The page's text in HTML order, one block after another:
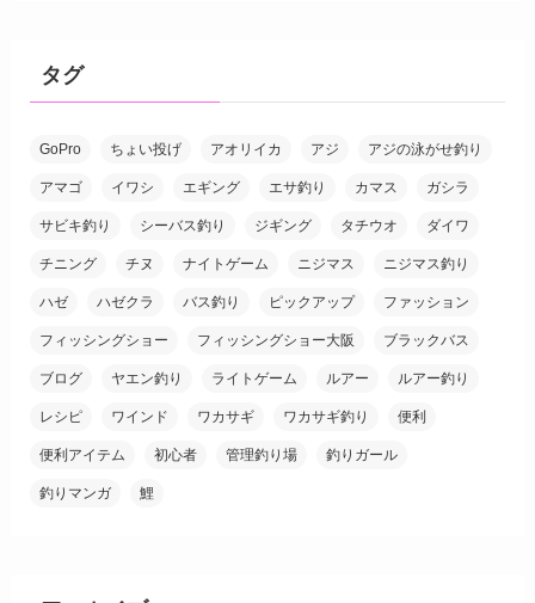
タグ
GoPro ちょい投げ アオリイカ アジ アジの泳がせ釣り
アマゴ イワシ エギング エサ釣り カマス ガシラ
サビキ釣り シーバス釣り ジギング タチウオ ダイワ
チニング チヌ ナイトゲーム ニジマス ニジマス釣り
ハゼ ハゼクラ バス釣り ピックアップ ファッション
フィッシングショー フィッシングショー大阪 ブラックバス
ブログ ヤエン釣り ライトゲーム ルアー ルアー釣り
レシピ ワインド ワカサギ ワカサギ釣り 便利
便利アイテム 初心者 管理釣り場 釣りガール
釣りマンガ 鯉